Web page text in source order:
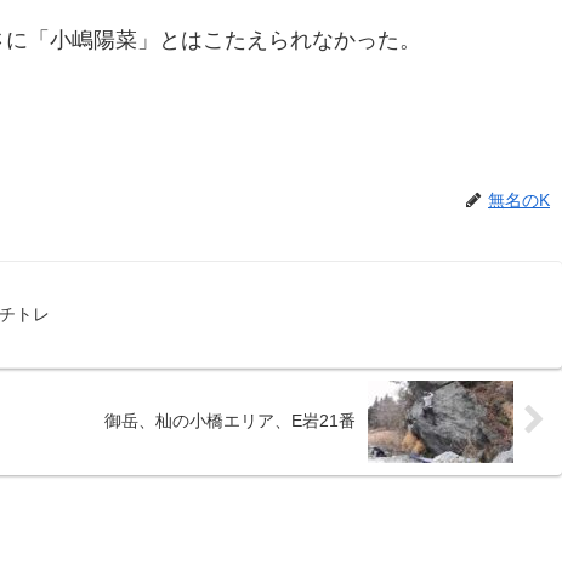
「小嶋陽菜」とはこたえられなかった。
無名のK
トレ
御岳、杣の小橋エリア、E岩21番